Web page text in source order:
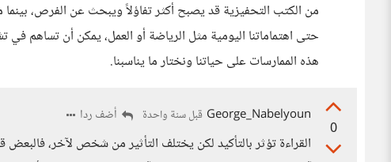
من الكتب التحفيزية قد يصبح أكثر تفاؤلاً ويبحث عن الفرص، بينما
حتى اهتماماتنا اليومية مثل الرياضة أو العمل، يمكن أن تساهم في
هذه الممارسات على حياتنا ونختار ما يناسبنا.
0
George_Nabelyoun قبل سنة واحدة أضف ردا
القراءة تؤثر بالتأكيد لكن يختلف التأثير من شخص لآخر،